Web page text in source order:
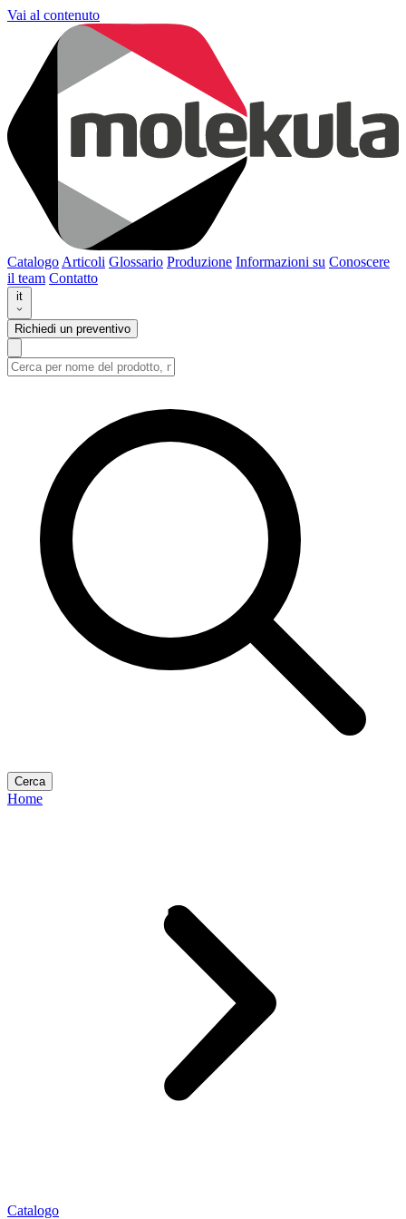
Vai al contenuto
Catalogo Articoli Glossario Produzione Informazioni su Conoscere
il team Contatto
it
Richiedi un preventivo
Cerca
Home
Catalogo